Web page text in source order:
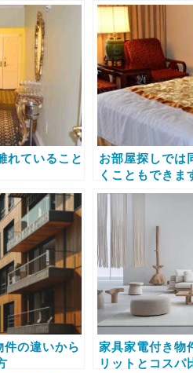
れていること
お部屋探しでは
くこともできま
の違いから
家具家電付き物
リットとコスパ